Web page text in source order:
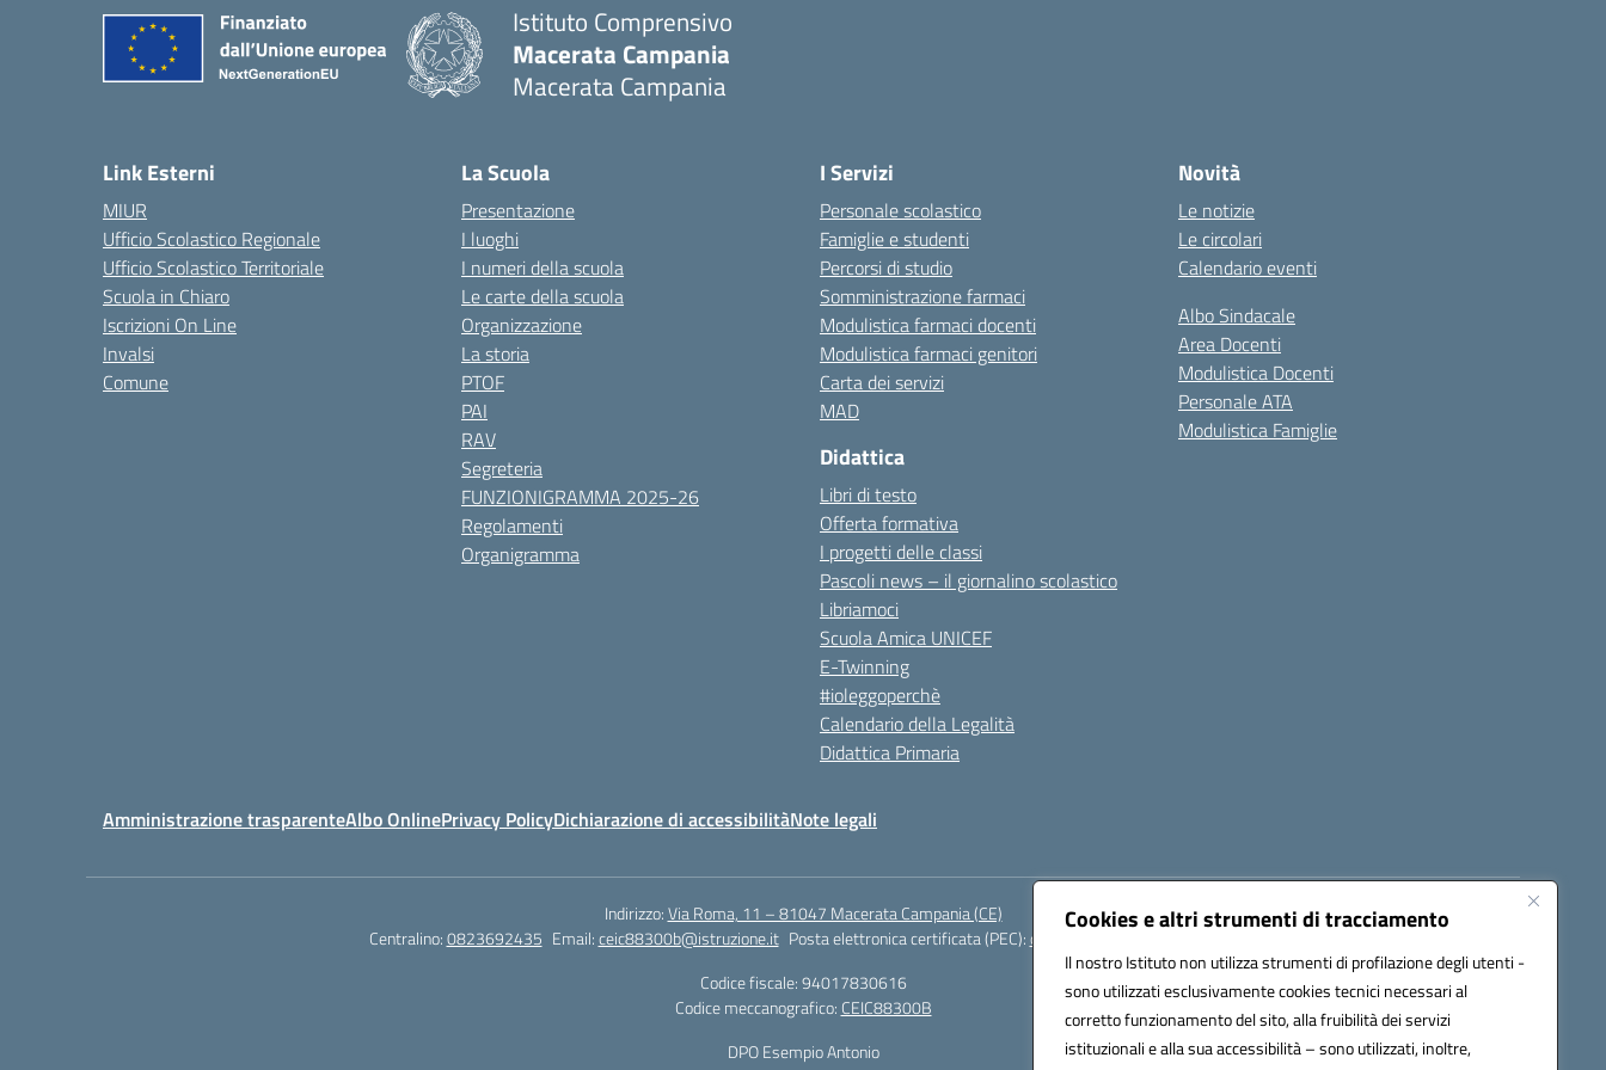
Cookies e altri strumenti di tracciamento
Il nostro Istituto non utilizza strumenti di profilazione degli utenti -
sono utilizzati esclusivamente cookies tecnici necessari al
corretto funzionamento del sito, alla fruibilità dei servizi
istituzionali e alla sua accessibilità – sono utilizzati, inoltre,
Istituto Comprensivo
Macerata Campania
Macerata Campania
Link Esterni
MIUR
Ufficio Scolastico Regionale
Ufficio Scolastico Territoriale
Scuola in Chiaro
Iscrizioni On Line
Invalsi
Comune
La Scuola
Presentazione
I luoghi
I numeri della scuola
Le carte della scuola
Organizzazione
La storia
PTOF
PAI
RAV
Segreteria
FUNZIONIGRAMMA 2025-26
Regolamenti
Organigramma
I Servizi
Personale scolastico
Famiglie e studenti
Percorsi di studio
Somministrazione farmaci
Modulistica farmaci docenti
Modulistica farmaci genitori
Carta dei servizi
MAD
Didattica
Libri di testo
Offerta formativa
I progetti delle classi
Pascoli news – il giornalino scolastico
Libriamoci
Scuola Amica UNICEF
E-Twinning
#ioleggoperchè
Calendario della Legalità
Didattica Primaria
Novità
Le notizie
Le circolari
Calendario eventi
Albo Sindacale
Area Docenti
Modulistica Docenti
Personale ATA
Modulistica Famiglie
Amministrazione trasparenteAlbo OnlinePrivacy PolicyDichiarazione di accessibilitàNote legali
Indirizzo:Via Roma, 11 – 81047 Macerata Campania (CE)
Centralino:0823692435 Email:ceic88300b@istruzione.it Posta elettronica certificata (PEC):ceic88300b@pec.istruzione.it
Codice fiscale: 94017830616
Codice meccanografico: CEIC88300B
DPO Esempio Antonio